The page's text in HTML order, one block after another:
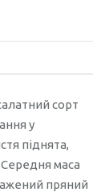
сорт
у
піднята,
маса
пряний